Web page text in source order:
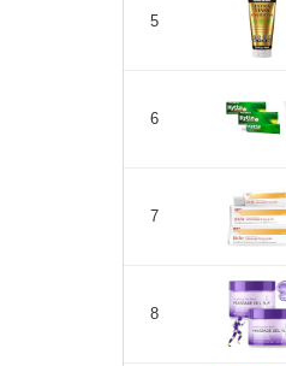
5
6
7
8